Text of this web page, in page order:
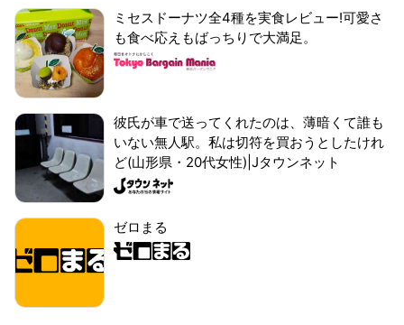
ミセスドーナツ全4種を実食レビュー!可愛さ
も食べ応えもばっちりで大満足。
彼氏が車で送ってくれたのは、薄暗くて誰も
いない無人駅。私は切符を買おうとしたけれ
ど(山形県・20代女性)|Jタウンネット
ゼロまる